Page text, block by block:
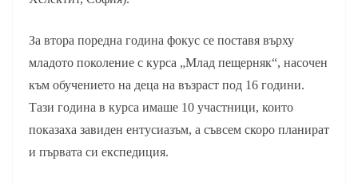
За втора поредна година фокус се поставя върху
младото поколение с курса „Млад пещерняк“, насочен
към обучението на деца на възраст под 16 години.
Тази година в курса имаше 10 участници, които
показаха завиден ентусиазъм, а съвсем скоро планират
и първата си експедиция.